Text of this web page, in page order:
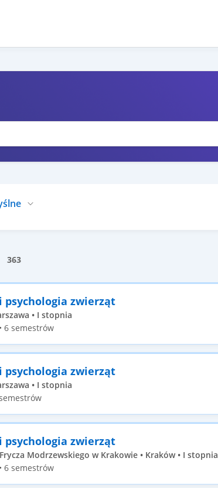
363
psychologia zwierząt
• I stopnia
6 semestrów
psychologia zwierząt
• I stopnia
psychologia zwierząt
Modrzewskiego w Krakowie • Kraków • I stopnia
6 semestrów